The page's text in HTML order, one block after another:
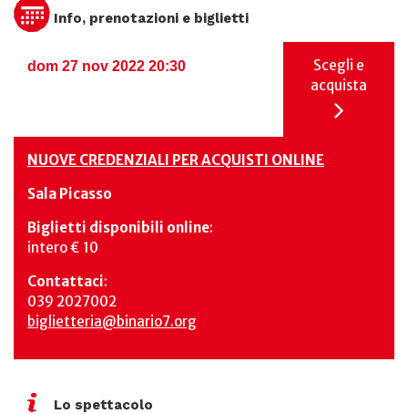
Info, prenotazioni e biglietti
dom 27 nov 2022 20:30
Scegli e
acquista
NUOVE CREDENZIALI PER ACQUISTI ONLINE
Sala Picasso
Biglietti disponibili online:
intero € 10
Contattaci:
039 2027002
biglietteria@binario7.org
Lo spettacolo